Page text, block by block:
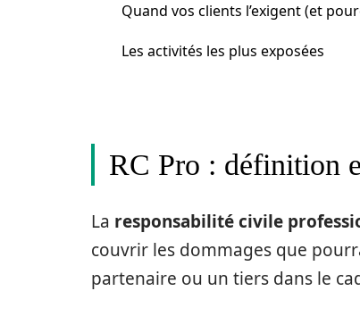
Quand vos clients l’exigent (et
Les activités les plus exposées
RC Pro : définition
La responsabilité civile
couvrir les dommages que
partenaire ou un tiers dans le